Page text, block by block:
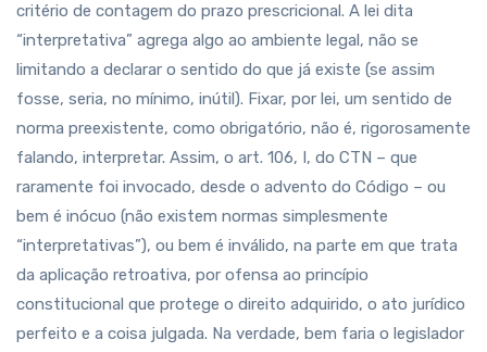
critério de contagem do prazo prescricional. A lei dita
“interpretativa” agrega algo ao ambiente legal, não se
limitando a declarar o sentido do que já existe (se assim
fosse, seria, no mínimo, inútil). Fixar, por lei, um sentido de
norma preexistente, como obrigatório, não é, rigorosamente
falando, interpretar. Assim, o art. 106, I, do CTN – que
raramente foi invocado, desde o advento do Código – ou
bem é inócuo (não existem normas simplesmente
“interpretativas”), ou bem é inválido, na parte em que trata
da aplicação retroativa, por ofensa ao princípio
constitucional que protege o direito adquirido, o ato jurídico
perfeito e a coisa julgada. Na verdade, bem faria o legislador